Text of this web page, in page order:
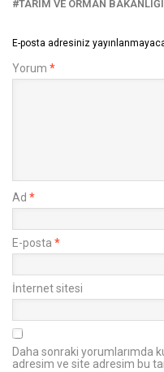
TARIM VE ORMAN BAKANLIĞI
E-posta adresiniz
Yorum *
Ad *
E-posta *
İnternet sitesi
Daha sonraki yorumlarımda
adresim ve site adresim bu